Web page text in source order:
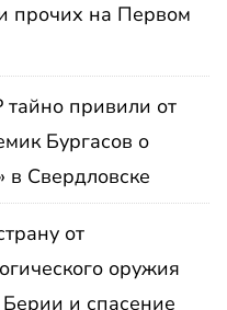
прочих на Первом
привили от
Бургасов о
в Свердловске
от
оружия
Берии и спасение